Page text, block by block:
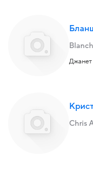
Джанет
Chris